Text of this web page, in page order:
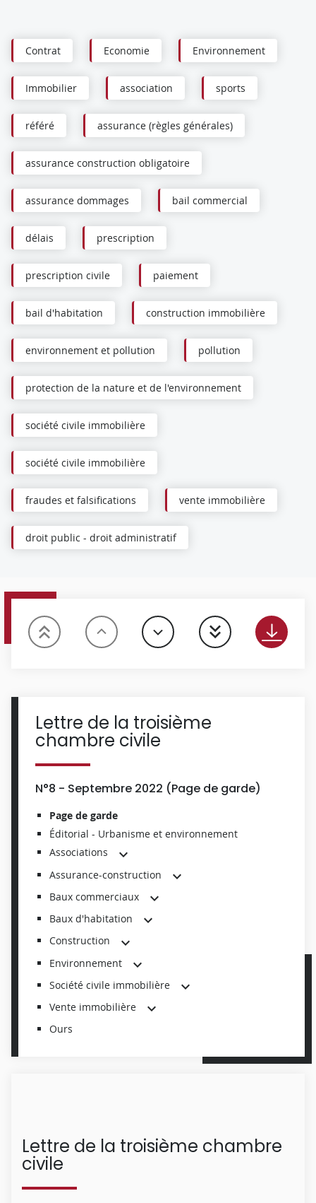
Contrat Economie Environnement
Immobilier association sports
référé assurance (règles générales)
assurance construction obligatoire
assurance dommages bail commercial
délais prescription
prescription civile paiement
bail d'habitation construction immobilière
environnement et pollution pollution
protection de la nature et de l'environnement
société civile immobilière
société civile immobilière
fraudes et falsifications vente immobilière
droit public - droit administratif
Lettre de la troisième
chambre civile
N°8 - Septembre 2022 (Page de garde)
Page de garde
Éditorial - Urbanisme et environnement
Associations
Assurance-construction
Baux commerciaux
Baux d'habitation
Construction
Environnement
Société civile immobilière
Vente immobilière
Ours
Lettre de la troisième chambre
civile